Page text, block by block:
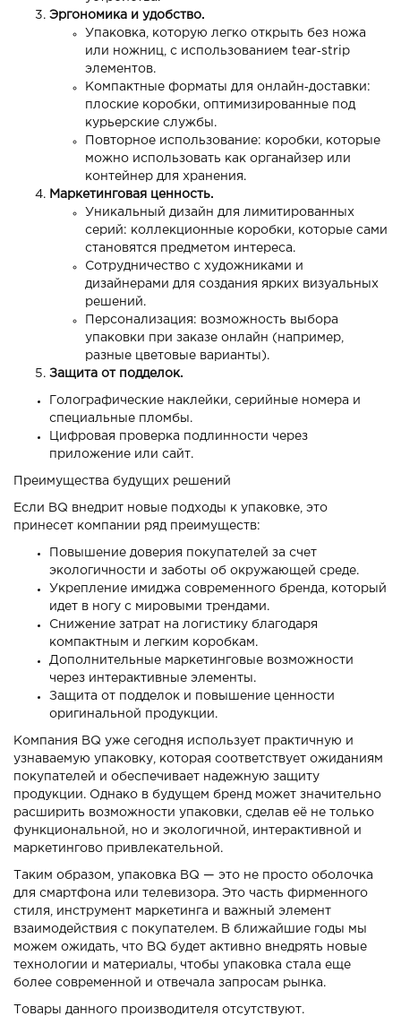
Эргономика и удобство.
Упаковка, которую легко открыть без ножа
или ножниц, с использованием tear‑strip
элементов.
Компактные форматы для онлайн‑доставки:
плоские коробки, оптимизированные под
курьерские службы.
Повторное использование: коробки, которые
можно использовать как органайзер или
контейнер для хранения.
Маркетинговая ценность.
Уникальный дизайн для лимитированных
серий: коллекционные коробки, которые сами
становятся предметом интереса.
Сотрудничество с художниками и
дизайнерами для создания ярких визуальных
решений.
Персонализация: возможность выбора
упаковки при заказе онлайн (например,
разные цветовые варианты).
Защита от подделок.
Голографические наклейки, серийные номера и
специальные пломбы.
Цифровая проверка подлинности через
приложение или сайт.
Преимущества будущих решений
Если BQ внедрит новые подходы к упаковке, это
принесет компании ряд преимуществ:
Повышение доверия покупателей за счет
экологичности и заботы об окружающей среде.
Укрепление имиджа современного бренда, который
идет в ногу с мировыми трендами.
Снижение затрат на логистику благодаря
компактным и легким коробкам.
Дополнительные маркетинговые возможности
через интерактивные элементы.
Защита от подделок и повышение ценности
оригинальной продукции.
Компания BQ уже сегодня использует практичную и
узнаваемую упаковку, которая соответствует ожиданиям
покупателей и обеспечивает надежную защиту
продукции. Однако в будущем бренд может значительно
расширить возможности упаковки, сделав её не только
функциональной, но и экологичной, интерактивной и
маркетингово привлекательной.
Таким образом, упаковка BQ — это не просто оболочка
для смартфона или телевизора. Это часть фирменного
стиля, инструмент маркетинга и важный элемент
взаимодействия с покупателем. В ближайшие годы мы
можем ожидать, что BQ будет активно внедрять новые
технологии и материалы, чтобы упаковка стала еще
более современной и отвечала запросам рынка.
Товары данного производителя отсутствуют.